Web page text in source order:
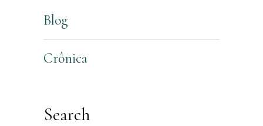
Blog
Crônica
Search